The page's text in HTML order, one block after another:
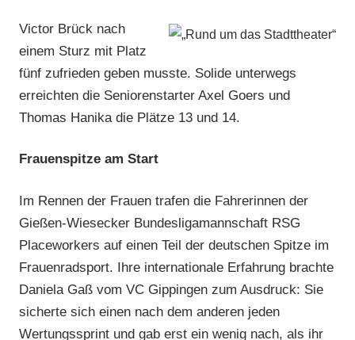
Victor Brück nach
einem Sturz mit Platz
fünf zufrieden geben musste. Solide unterwegs
erreichten die Seniorenstarter Axel Goers und
Thomas Hanika die Plätze 13 und 14.
Frauenspitze am Start
Im Rennen der Frauen trafen die Fahrerinnen der
Gießen-Wiesecker Bundesligamannschaft RSG
Placeworkers auf einen Teil der deutschen Spitze im
Frauenradsport. Ihre internationale Erfahrung brachte
Daniela Gaß vom VC Gippingen zum Ausdruck: Sie
sicherte sich einen nach dem anderen jeden
Wertungssprint und gab erst ein wenig nach, als ihr